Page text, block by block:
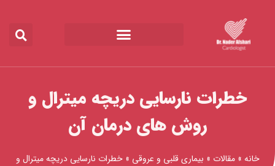
خطرات نارسایی دریچه میترال و
روش های درمان آن
خانه »مقالات » بیماری قلبی و عروقی »خطرات نارسایی دریچه میترال و